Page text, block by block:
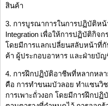
สินค้า
3. การบูรณาการในการปฏิบัติห
Integration เพื่อให้การปฏิบัติกิจ
โดยมีการแลกเปลี่ยนสลับหน้าที่
ค้า ผู้ประกอบอาหาร และฝ่ายบัญ
4. การฝึกปฏิบัติอาชีพที่หลากหล
คือ การทำขนมบัวลอย ทำแซนวิ
การเพาะถั่วงอก โดยมีการฝึกป